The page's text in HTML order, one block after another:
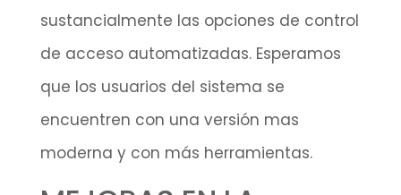
sustancialmente las opciones de control
de acceso automatizadas. Esperamos
que los usuarios del sistema se
encuentren con una versión mas
moderna y con más herramientas.